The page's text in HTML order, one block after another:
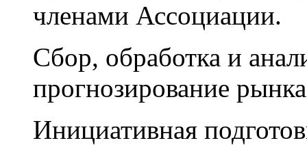
членами Ассоциации.
Сбор, обработка и
прогнозирование
Инициативная